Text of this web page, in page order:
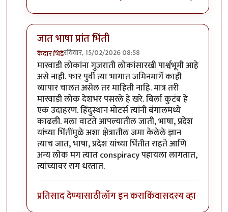
जात भाषा प्रांत भिंती
केदार भिडेरविवार, 15/02/2026 08:58
In reply toमारवाडी लोकbyचंद्रसूर्यकुमार
मारवाडी लोकांना गुजराती लोकांसारखी पार्श्वभूमी आहे
असे नाही. फार पुर्वी त्या भागात जमिनमार्गे काही
व्यापार चालत असेल तर माहिती नाहि. मात्र तरी
मारवाडी लोक देशभर पसरले हे खरे. बिर्ला कुटंब हे
एक उदाहरण. हिंदुस्थान मोटर्स त्यांनी बंगालमध्ये
काढली. मला वाटते आपल्यातील जाती, भाषा, प्रदेश
यांच्या भिंतींमुळे अशा क्षेत्रातील जमा केलेले ज्ञान
त्याच जात, भाषा, प्रदेश यांच्या भिंतीत राहते आणि
अन्य लोक मग त्यात conspiracy पहायला लागतात,
त्यांच्यावर राग धरतात.
प्रतिसाद देण्यासाठीलॉग इन कराकिंवासदस्य व्हा